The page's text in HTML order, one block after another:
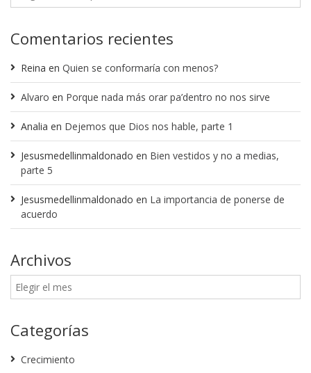
Comentarios recientes
Reina en Quien se conformaría con menos?
Alvaro en Porque nada más orar pa’dentro no nos sirve
Analia en Dejemos que Dios nos hable, parte 1
Jesusmedellinmaldonado en Bien vestidos y no a medias,
parte 5
Jesusmedellinmaldonado en La importancia de ponerse de
acuerdo
Archivos
Categorías
Crecimiento